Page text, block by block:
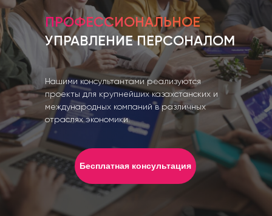
ПРОФЕССИОНАЛЬНОЕ
Нашими консультантами реализуются
проекты для крупнейших казахстанских и
международных компаний в различных
отраслях экономики.
УПРАВЛЕНИЕ ПЕРСОНАЛОМ
Бесплатная консультация